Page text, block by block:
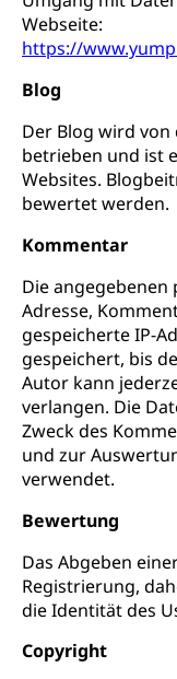
Webseite:
https://
Blog
Der Blog wird
betrieben und ist
Websites.
bewertet werden.
Kommentar
Die angegebenen
Adresse,
gespeicherte IP-
gespeichert, bis
Autor kann
verlangen. Die
Zweck des
und zur
verwendet.
Bewertung
Das Abgeben
Registrierung,
die Identität des
Copyright